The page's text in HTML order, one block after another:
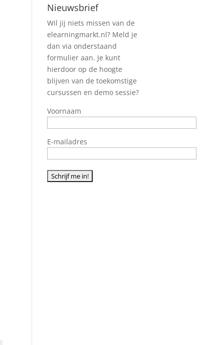
Nieuwsbrief
Wil jij niets missen van de
elearningmarkt.nl? Meld je
dan via onderstaand
formulier aan. Je kunt
hierdoor op de hoogte
blijven van de toekomstige
cursussen en demo sessie?
Voornaam
E-mailadres